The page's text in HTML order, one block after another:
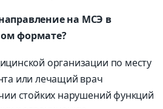
на МСЭ в
формате?
организации по месту
или лечащий врач
стойких нарушений функций